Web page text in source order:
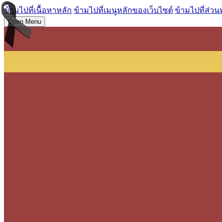
ข้ามไปที่เนื้อหาหลัก ข้ามไปที่เมนูหลักของเว็บไซต์ ข้ามไปที่ส่วน
Open Menu